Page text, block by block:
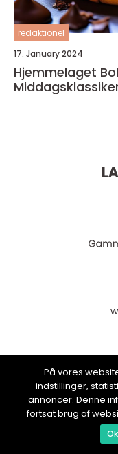
redaktionel
17. January 2024
Hjemmelaget
På vores
indstillinger,
annoncer. Denne
fortsat brug af
Ok